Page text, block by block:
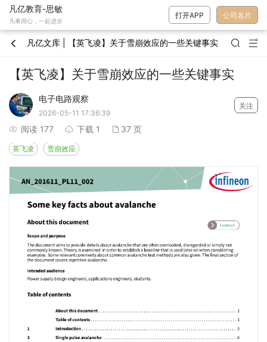
凡亿教育-思敏
凡事用心，一起进步
打开APP 公司名片
 凡亿文库 | 【英飞凌】关于雪崩效应的一些关键事实  
【英飞凌】关于雪崩效应的一些关键事实
电子电路观察
2026-05-11 17:36:39
关注
 阅读 177  下载 1  37 页
英飞凌 雪崩效应